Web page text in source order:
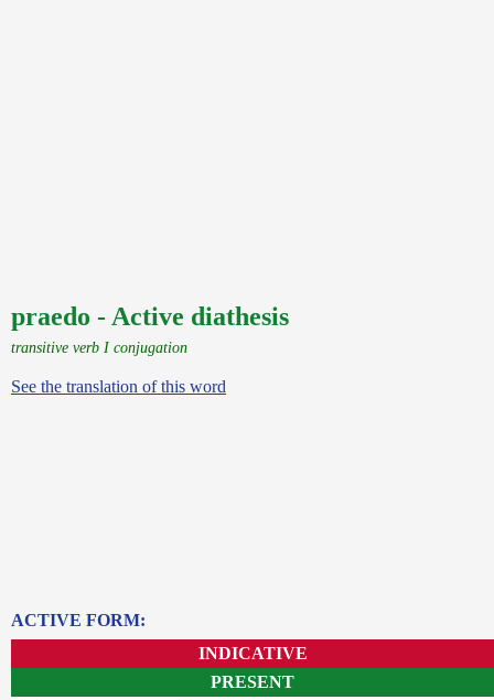
praedo - Active diathesis
transitive verb I conjugation
See the translation of this word
ACTIVE FORM:
INDICATIVE
PRESENT